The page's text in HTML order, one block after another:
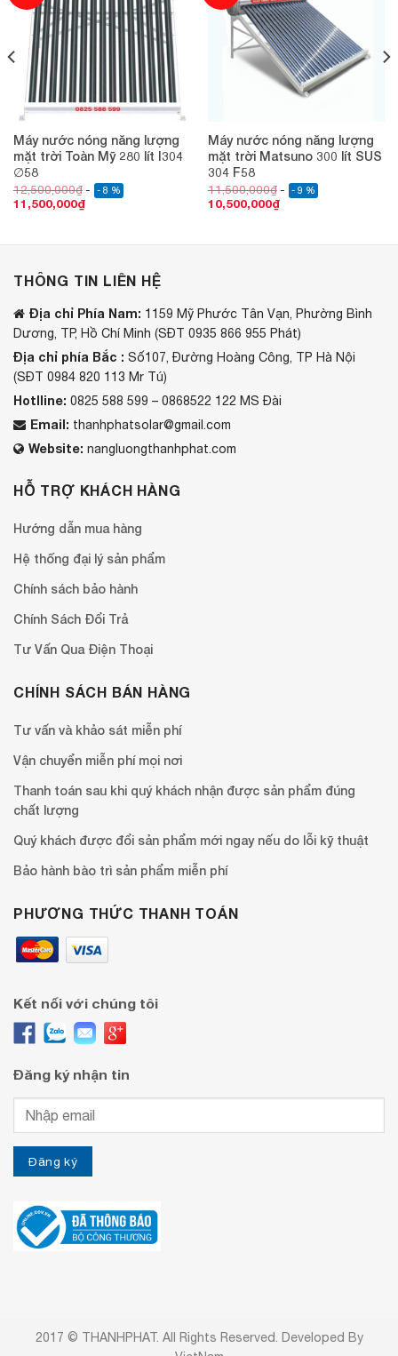
Máy nước nóng năng lượng
mặt trời Toàn Mỹ 280 lít I304
∅58
12,500,000₫ - 8 %
11,500,000₫
Máy nước nóng năng lượng
mặt trời Matsuno 300 lít SUS
304 F58
11,500,000₫ - 9 %
10,500,000₫
THÔNG TIN LIÊN HỆ
Địa chỉ Phía Nam: 1159 Mỹ Phước Tân Vạn, Phường Bình
Dương, TP, Hồ Chí Minh (SĐT 0935 866 955 Phát)
Địa chỉ phía Bắc : Số107, Đường Hoàng Công, TP Hà Nội
(SĐT 0984 820 113 Mr Tú)
Hotlline: 0825 588 599 – 0868522 122 MS Đài
Email: thanhphatsolar@gmail.com
Website: nangluongthanhphat.com
HỖ TRỢ KHÁCH HÀNG
Hướng dẫn mua hàng
Hệ thống đại lý sản phẩm
Chính sách bảo hành
Chính Sách Đổi Trả
Tư Vấn Qua Điện Thoại
CHÍNH SÁCH BÁN HÀNG
Tư vấn và khảo sát miễn phí
Vận chuyển miễn phí mọi nơi
Thanh toán sau khi quý khách nhận được sản phẩm đúng
chất lượng
Quý khách được đổi sản phẩm mới ngay nếu do lỗi kỹ thuật
Bảo hành bào trì sản phẩm miễn phí
PHƯƠNG THỨC THANH TOÁN
Kết nối với chúng tôi
Đăng ký nhận tin
2017 © THANHPHAT. All Rights Reserved. Developed By